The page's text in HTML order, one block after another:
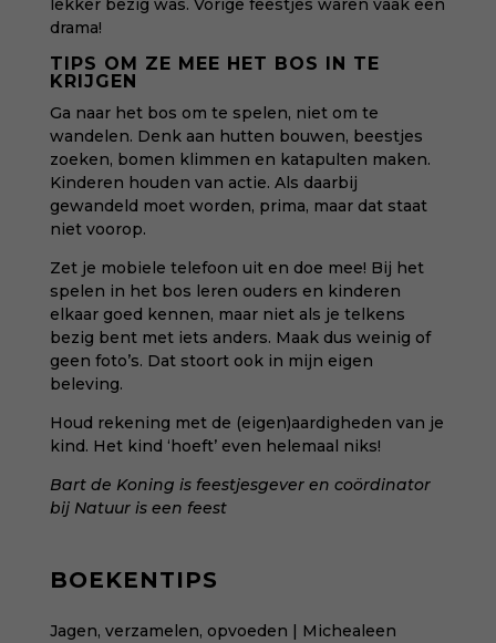
lekker bezig was. Vorige feestjes waren vaak een
drama!
TIPS OM ZE MEE HET BOS IN TE
KRIJGEN
Ga naar het bos om te spelen, niet om te
wandelen. Denk aan hutten bouwen, beestjes
zoeken, bomen klimmen en katapulten maken.
Kinderen houden van actie. Als daarbij
gewandeld moet worden, prima, maar dat staat
niet voorop.
Zet je mobiele telefoon uit en doe mee! Bij het
spelen in het bos leren ouders en kinderen
elkaar goed kennen, maar niet als je telkens
bezig bent met iets anders. Maak dus weinig of
geen foto’s. Dat stoort ook in mijn eigen
beleving.
Houd rekening met de (eigen)aardigheden van je
kind. Het kind ‘hoeft’ even helemaal niks!
Bart de Koning is feestjesgever en coördinator
bij Natuur is een feest
BOEKENTIPS
Jagen, verzamelen, opvoeden | Michealeen